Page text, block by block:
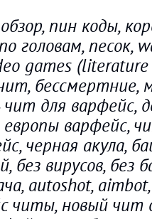
пин коды,
головам, песок,
games
бессмертние,
чит для варфейс,
варфейс,
черная акула,
без вирусов, без
autoshot,
читы, новый чит